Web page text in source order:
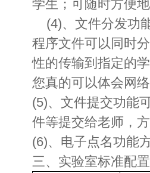
学生；可随时方便
(4)、文件分发功
程序文件可以同时
性的传输到指定的
您真的可以体会网
(5)、文件提交功能
件等提交给老师，
(6)、电子点名功能
三、实验室标准配